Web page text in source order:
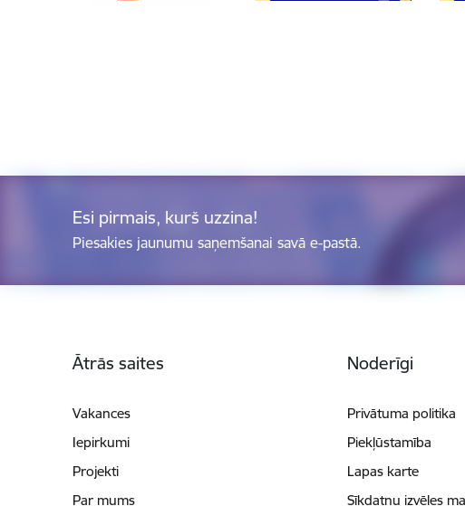
Esi pirmais, kurš uzzina!
Piesakies jaunumu saņemšanai savā e-pastā.
Ātrās saites
Vakances
Iepirkumi
Projekti
Par mums
Noderīgi
Privātuma politika
Piekļūstamība
Lapas karte
Sīkdatņu izvēles